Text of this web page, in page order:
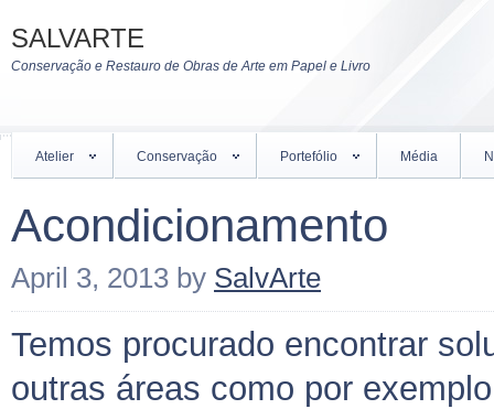
SALVARTE
Conservação e Restauro de Obras de Arte em Papel e Livro
Atelier Conservação Portefólio Média
Acondicionamento
April 3, 2013 by SalvArte
Temos procurado encontrar
outras áreas como por